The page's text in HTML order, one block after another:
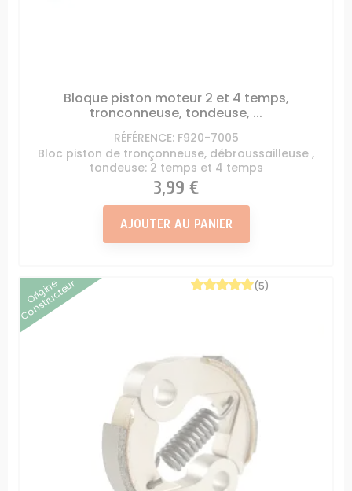
Bloque piston moteur 2 et 4 temps,
tronconneuse, tondeuse, ...
RÉFÉRENCE: F920-7005
Bloc piston de tronçonneuse, débroussailleuse ,
tondeuse: 2 temps et 4 temps
Prix
3,99 €
AJOUTER AU PANIER
Origine
Constructeur (5)